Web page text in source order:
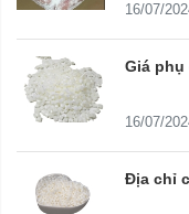
16/07/
Giá phụ
16/07/
Địa chỉ